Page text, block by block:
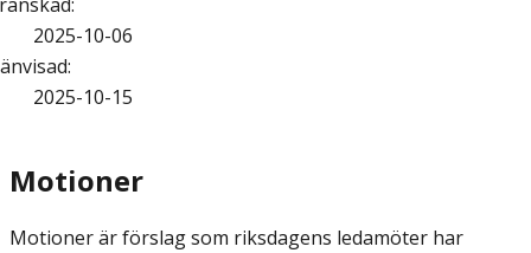
2025-10-06
:
2025-10-15
Motioner
Motioner är förslag som riksdagens ledamöter har